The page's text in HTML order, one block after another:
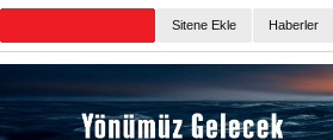
Sitene Ekle Haberler